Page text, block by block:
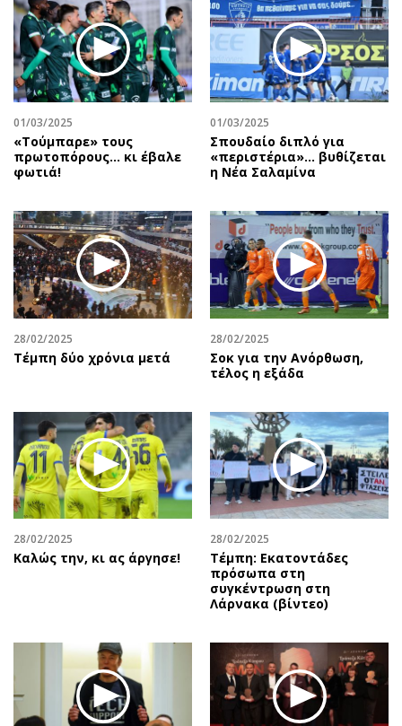
01/03/2025
«Τούμπαρε» τους
πρωτοπόρους… κι έβαλε
φωτιά!
01/03/2025
Σπουδαίο διπλό για
«περιστέρια»... βυθίζεται
η Νέα Σαλαμίνα
28/02/2025
Τέμπη δύο χρόνια μετά
28/02/2025
Σοκ για την Ανόρθωση,
τέλος η εξάδα
28/02/2025
Καλώς την, κι ας άργησε!
28/02/2025
Τέμπη: Εκατοντάδες
πρόσωπα στη
συγκέντρωση στη
Λάρνακα (βίντεο)